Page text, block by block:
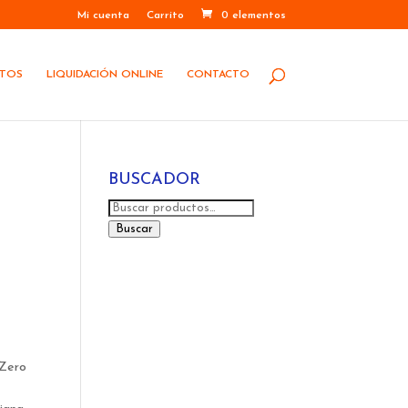
Mi cuenta Carrito 0 elementos
LIQUIDACIÓN ONLINE CONTACTO
BUSCADOR
Buscar
por:
Buscar